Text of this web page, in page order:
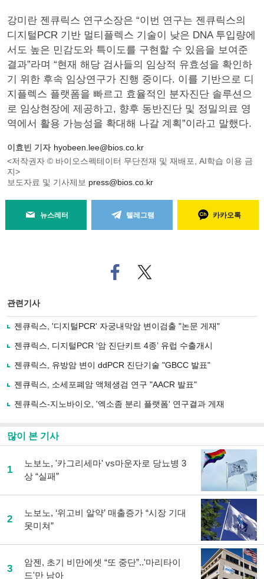
강미란 젠큐릭스 연구소장은 “이번 연구는 젠큐릭스의
디지털PCR 기반 멀티플렉스 기술이 낮은 DNA 투입량에
서도 높은 민감도와 특이도를 구현할 수 있음을 보여준
결과”라며 “현재 해당 검사들의 임상적 유효성을 확인하
기 위한 후속 임상연구가 진행 중이다. 이를 기반으로 디
지플렉스 플랫폼을 빠르고 효율적인 분자진단 솔루션으
로 임상현장에 제공하고, 향후 동반진단 및 정밀의료 영
역에서 활용 가능성을 확대해 나갈 계획”이라고 말했다.
이효빈 기자 hyobeen.lee@bios.co.kr
<저작권자 © 바이오스펙테이터 무단전재 및 재배포, AI학습 이용 금
지>
보도자료 및 기사제보 press@bios.co.kr
뉴스레터 텔레그램 카카오톡
페
이
로
기
사
유
기
트위
터로
관련기사
젠큐릭스, '디지털PCR' 자궁내막암 변이검출 "논문 게재"
젠큐릭스, 디지털PCR ‘암 진단키트 4종’ 유럽 수출개시
젠큐릭스, 유방암 변이 ddPCR 진단기술 "GBCC 발표"
젠큐릭스, 소세포폐암 액체생검 연구 "AACR 발표"
젠큐릭스-지노바이오, '엑소좀 분리 플랫폼' 연구결과 게재
많이 본 기사
1
노보노, '카그리세마' vs마운자로 당뇨병 3
상 “실패”
2
노보노, ‘위고비 알약’ 매출증가 “시장 기대
못미쳐”
3
암젠, 초기 비만에셋 “또 중단”..'마리타이
드'만 남아